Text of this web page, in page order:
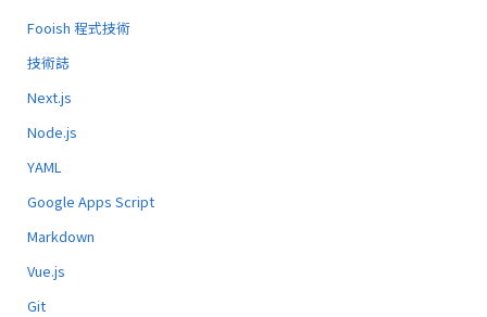
Fooish 程式技術
技術誌
Next.js
Node.js
YAML
Google Apps Script
Markdown
Vue.js
Git